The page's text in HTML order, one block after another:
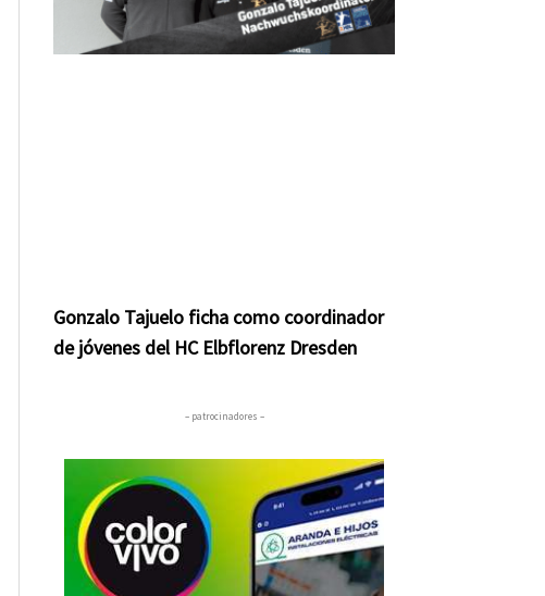
Gonzalo Tajuelo ficha como coordinador
de jóvenes del HC Elbflorenz Dresden
– patrocinadores –